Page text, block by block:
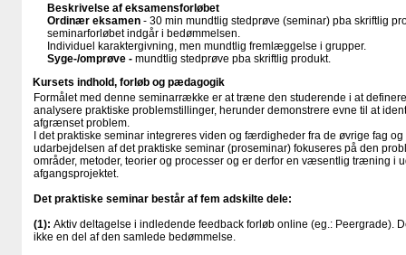
Beskrivelse af eksamensforløbet
Ordinær eksamen - 30 min mundtlig stedprøve (seminar) pba skriftlig
seminarforløbet indgår i bedømmelsen.
Individuel karaktergivning, men mundtlig fremlæggelse i grupper.
Syge-/omprøve - mundtlig stedprøve pba skriftlig produkt.
Kursets indhold, forløb og pædagogik
Formålet med denne seminarrække er at træne den studerende i at
analysere praktiske problemstillinger, herunder demonstrere evne til at
afgrænset problem.
I det praktiske seminar integreres viden og færdigheder fra de øvrige fag
udarbejdelsen af det praktiske seminar (proseminar) fokuseres på den
områder, metoder, teorier og processer og er derfor en væsentlig træning i
afgangsprojektet.
Det praktiske seminar består af fem adskilte dele:
(1): Aktiv deltagelse i indledende feedback forløb online (eg.: Peergrade).
ikke en del af den samlede bedømmelse.